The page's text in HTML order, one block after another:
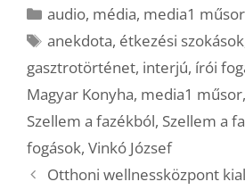
Kategória
audio, média, media1 műsor
Címkék
anekdota, étkezési szokások
gasztrotörténet, interjú, írói
Magyar Konyha, media1 műsor,
Szellem a fazékból, Szellem a
fogások, Vinkó József
Otthoni wellnessközpont